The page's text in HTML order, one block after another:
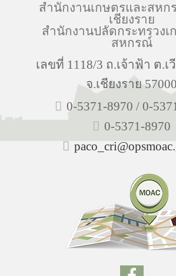
สำนักงานเกษตรและสหก
เชียงราย
สำนักงานปลัดกระทรวงเ
สหกรณ์
เลขที่ 1118/3 ถ.เจ้าฟ้า ต.เ
จ.เชียงราย 57000
0-5371-8970 / 0-
0-5371-8970